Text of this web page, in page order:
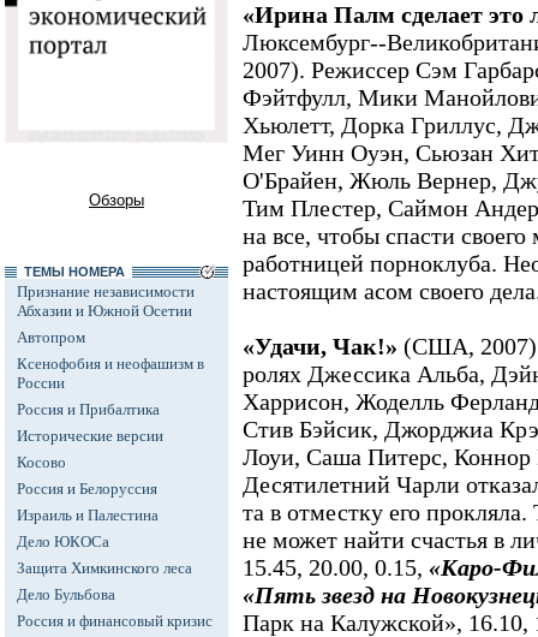
Обзоры
ТЕМЫ НОМЕРА
Признание независимости
Абхазии и Южной Осетии
Автопром
Ксенофобия и неофашизм в
России
Россия и Прибалтика
Исторические версии
Косово
Россия и Белоруссия
Израиль и Палестина
Дело ЮКОСа
Защита Химкинского леса
Дело Бульбова
Россия и финансовый кризис
«Ирина Палм сделает это
Люксембург--
2007). Режиссер Сэм
Фэйтфулл, Мики
Хьюлетт, Дорка Гриллус,
Мег Уинн Оуэн, Сьюзан
О'Брайен, Жюль Вернер,
Тим Плестер, Саймон
на все, чтобы спасти
работницей порноклуба.
настоящим асом своего
«Удачи, Чак!» (США,
ролях Джессика Альба,
Харрисон, Жоделль
Стив Бэйсик, Джорджиа
Лоуи, Саша Питерс,
Десятилетний Чарли
та в отместку его
не может найти счастья в
15.45, 20.00, 0.15, «Каро-
«Пять звезд на
Парк на Калужской», 16.10,